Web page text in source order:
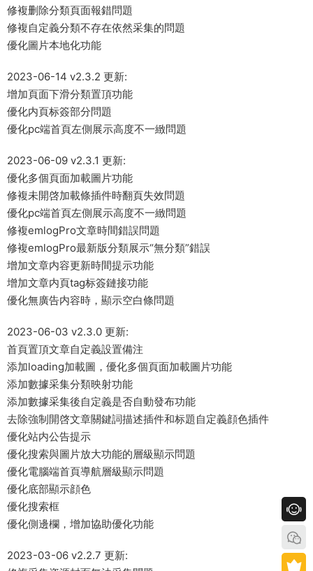
修複删除分類頁面報錯問題
修複自定義分類不存在依然采集的問題
優化圖片本地化功能
2023-06-14 v2.3.2 更新:
增加頁面下滑分類置頂功能
優化内頁标簽部分問題
優化pc端首頁左側展示高度不一緻問題
2023-06-09 v2.3.1 更新:
優化多個頁面加載圖片功能
修複未開啓加載條插件時翻頁失效問題
優化pc端首頁左側展示高度不一緻問題
修複emlogPro文章時間錯誤問題
修複emlogPro最新版分類展示“無分類”錯誤
增加文章内容更新時間提示功能
增加文章内頁tag标簽鏈接功能
優化無廣告内容時，顯示空白條問題
2023-06-03 v2.3.0 更新:
首頁置頂文章自定義設置備注
添加loading加載圖，優化多個頁面加載圖片功能
添加數據采集分類映射功能
添加數據采集後自定義是否自動發布功能
去除強制開啓文章關鍵詞描述插件和标題自定義顔色插件
優化站内公告提示
優化搜索與圖片放大功能的層級顯示問題
優化電腦端首頁導航層級顯示問題
優化底部顯示顔色
優化搜索框
優化側邊欄，增加協助優化功能
2023-03-06 v2.2.7 更新: